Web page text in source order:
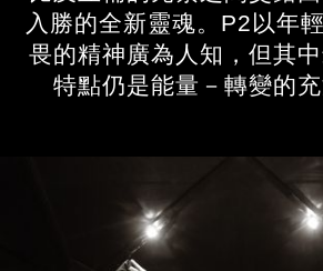
入勝的全新靈魂。P2以年
畏的精神廣為人知，但其
特點仍是能量－轉變的充